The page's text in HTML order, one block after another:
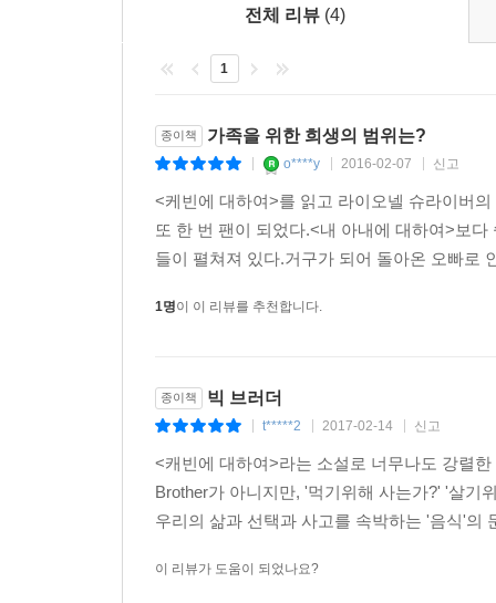
것을 통해 그가 한 일은 바로, 알코올 중독 치료의
이유는 더 이상 상황이 나빠질 수 없는 지점에 도
을 지탱해 주는 눈앞의 모든 것을 완전히 폭파시
빠의 경우에는 이와 더불어, 이미 이름이 있는데
존재가 아닌) 소중한 존재의 꼭대기에 겨우 마라
---본문 중에서
슈라이버의 작가적 재능은 너무나도 많지만,
특별하다.
대가의 솜씨로 빚어 낸 주인공.뉴욕 타임스 북 리뷰
좋은 플롯. 슈라이버의 문장은 마치 날카로운 칼날
전체 리뷰 (4)
1
종이책 가족을 위한 희생의 범위는?
o****y 2016-02-07 신고
<케빈에 대하여>를 읽고 라이오넬 슈라이버
또 한 번 팬이 되었다.<내 아내에 대하여>보
들이 펼쳐져 있다.거구가 되어 돌아온 오빠로
1명이 이 리뷰를 추천합니다.
종이책 빅 브러더
t*****2 2017-02-14 신고
<캐빈에 대하여>라는 소설로 너무나도 강렬
Brother가 아니지만, '먹기위해 사는가?' '살기
우리의 삶과 선택과 사고를 속박하는 '음식'의
이 리뷰가 도움이 되었나요?